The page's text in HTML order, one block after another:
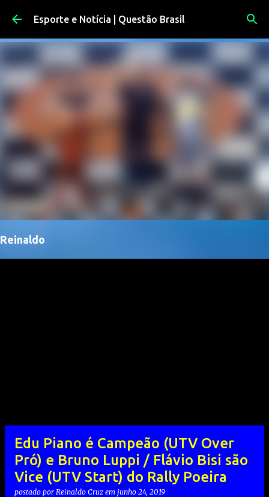
Pular para o conteúdo principal
Esporte e Notícia | Questão Brasil
Reinaldo
Edu Piano é Campeão (UTV Over
Pró) e Bruno Luppi / Flávio Bisi são
Vice (UTV Start) do Rally Poeira
postado por Reinaldo Cruz em junho 24, 2019